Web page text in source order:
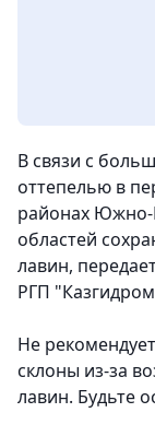
В связи с
оттепелью в
районах Южно-
областей
лавин,
РГП
Не
склоны из-за
лавин. Будьте